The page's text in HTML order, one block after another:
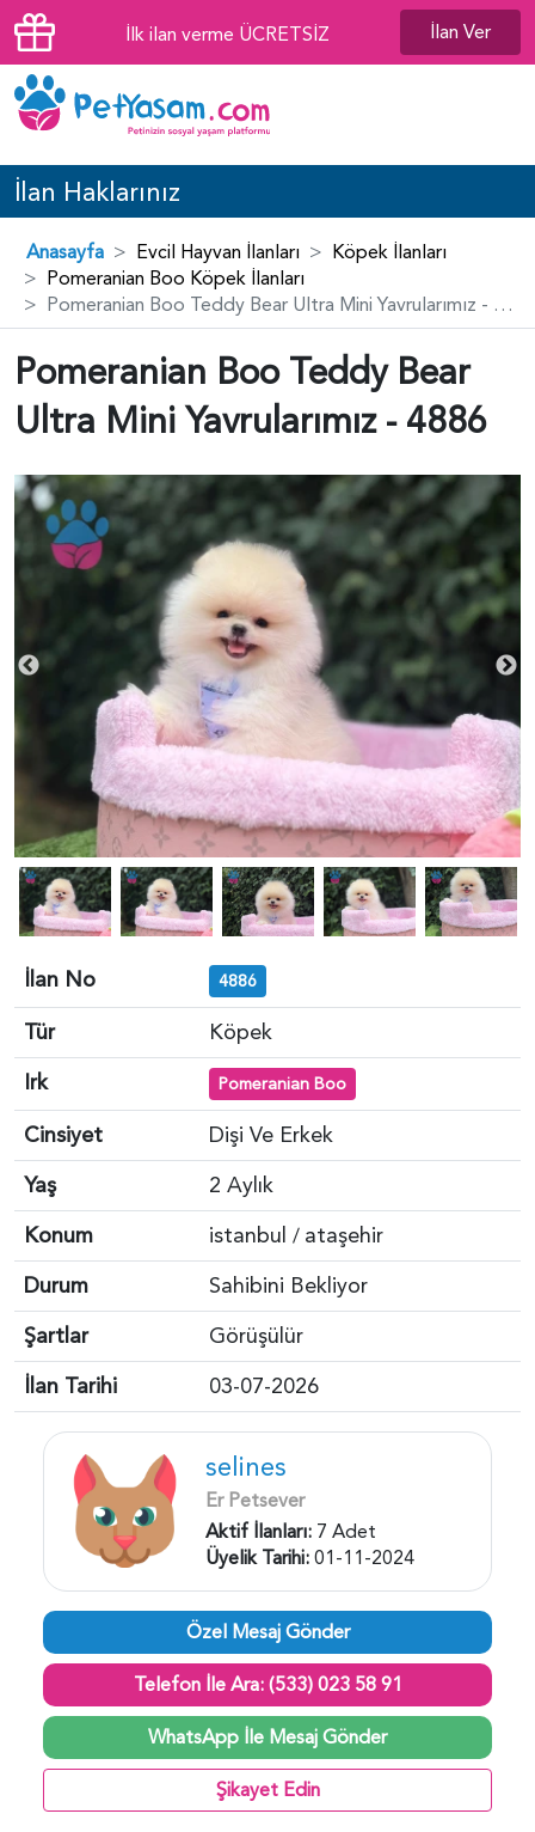
İlk ilan verme ÜCRETSİZ İlan Ver
İlan Haklarınız
Anasayfa Evcil Hayvan İlanları
Köpek İlanları
Pomeranian Boo Köpek İlanları
Pomeranian Boo Teddy Bear Ultra Mini Yavrularımız - 4886
Pomeranian Boo Teddy Bear
Ultra Mini Yavrularımız - 4886
İlan No 4886
Tür
Köpek
Irk
Pomeranian Boo
Cinsiyet
Dişi Ve Erkek
Yaş
2 Aylık
Konum
istanbul / ataşehir
Durum
Sahibini Bekliyor
Şartlar
Görüşülür
İlan Tarihi
03-07-2026
selines
Er Petsever
Aktif İlanları: 7 Adet
Üyelik Tarihi:01-11-2024
Özel Mesaj Gönder
Telefon İle Ara: (533) 023 58 91
WhatsApp İle Mesaj Gönder
Şikayet Edin